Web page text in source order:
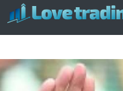
contenuto